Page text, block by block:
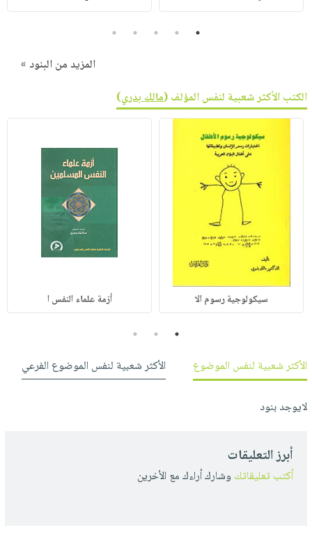
1
2
3
4
5
المزيد من البنود »
الكتب الأكثر شعبية لنفس المؤلف (مالك بدري)
سيكولوجية رسوم الا أزمة علماء النفس ا
1
2
3
الأكثر شعبية لنفس الموضوع
الأكثر شعبية لنفس الموضوع الفرعي
لايوجد بنود
أبرز التعليقات
أكتب تعليقاتك وشارك أراءك مع الأخرين